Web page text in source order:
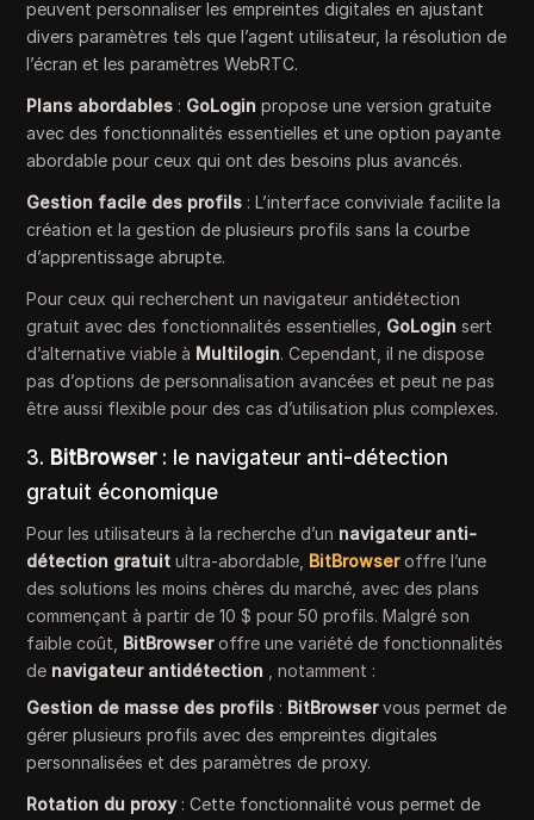
peuvent personnaliser les empreintes digitales en ajustant
divers paramètres tels que l’agent utilisateur, la résolution de
l’écran et les paramètres WebRTC.
Plans abordables : GoLogin propose une version gratuite
avec des fonctionnalités essentielles et une option payante
abordable pour ceux qui ont des besoins plus avancés.
Gestion facile des profils : L’interface conviviale facilite la
création et la gestion de plusieurs profils sans la courbe
d’apprentissage abrupte.
Pour ceux qui recherchent un navigateur antidétection
gratuit avec des fonctionnalités essentielles, GoLogin sert
d’alternative viable à Multilogin. Cependant, il ne dispose
pas d’options de personnalisation avancées et peut ne pas
être aussi flexible pour des cas d’utilisation plus complexes.
3. BitBrowser: le navigateur anti-détection
gratuit économique
Pour les utilisateurs à la recherche d’un navigateur anti-
détection gratuit ultra-abordable, BitBrowseroffre l’une
des solutions les moins chères du marché, avec des plans
commençant à partir de 10 $ pour 50 profils. Malgré son
faible coût, BitBrowseroffre une variété de fonctionnalités
de navigateur antidétection , notamment :
Gestion de masse des profils : BitBrowservous permet de
gérer plusieurs profils avec des empreintes digitales
personnalisées et des paramètres de proxy.
Rotation du proxy: Cette fonctionnalité vous permet de